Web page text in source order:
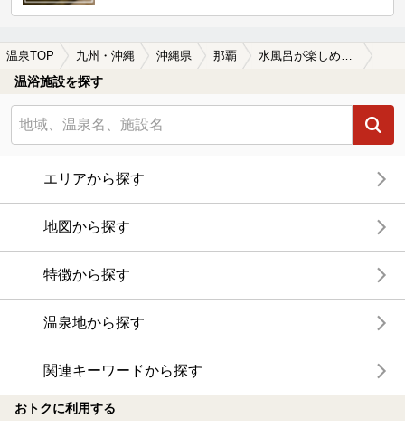
温泉TOP 九州・沖縄 沖縄県 那覇
温浴施設を探す
エリアから探す
地図から探す
特徴から探す
温泉地から探す
関連キーワードから探す
おトクに利用する